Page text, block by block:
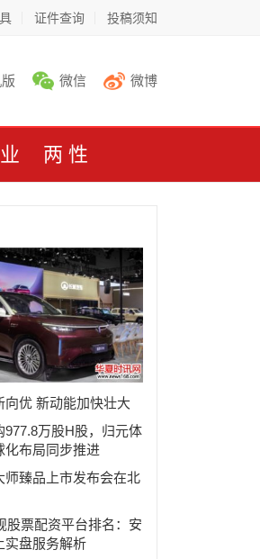
证件查询 投稿须知
微信 微博
两性
向优 新动能加快壮大
977.8万股H股，归元体
化布局同步推进
师臻品上市发布会在北
股票配资平台排名：安
实盘服务解析